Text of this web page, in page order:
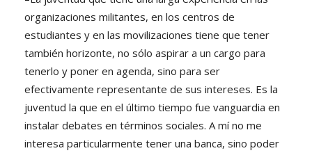
organizaciones militantes, en los centros de
estudiantes y en las movilizaciones tiene que tener
también horizonte, no sólo aspirar a un cargo para
tenerlo y poner en agenda, sino para ser
efectivamente representante de sus intereses. Es la
juventud la que en el último tiempo fue vanguardia en
instalar debates en términos sociales. A mí no me
interesa particularmente tener una banca, sino poder